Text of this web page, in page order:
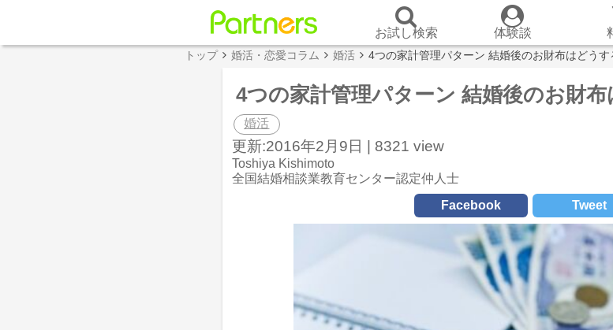
お試し検索 体験談
トップ 婚活・恋愛コラム 婚活 4つの家計管理パターン 結婚後のお財布はどうす
4つの家計管理パターン 結婚後のお財布
婚活
更新:2016年2月9日 | 8321 view
Toshiya Kishimoto
全国結婚相談業教育センター認定仲人士
Facebook
Tweet